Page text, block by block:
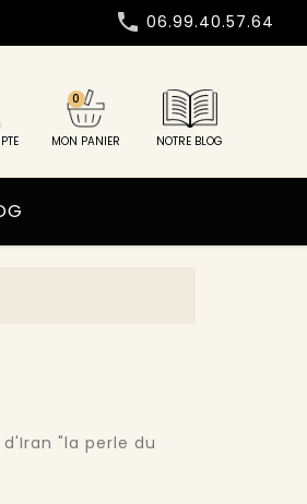
 06.99.40.57.64
MON PANIER
0
NOTRE BLOG
"la perle du